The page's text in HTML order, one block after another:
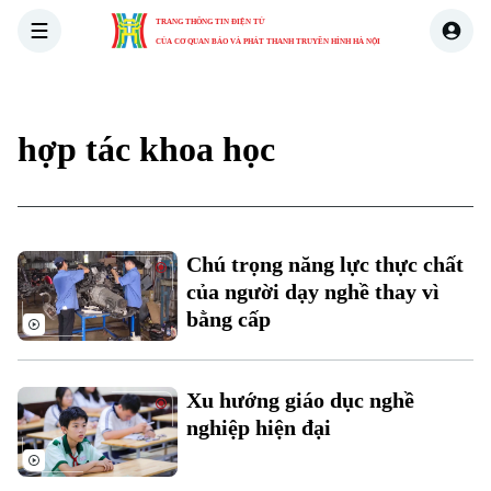
TRANG THÔNG TIN ĐIỆN TỬ
CỦA CƠ QUAN BÁO VÀ PHÁT THANH TRUYỀN HÌNH HÀ NỘI
Chuyên mục
Hà Nội
Chính trị
Hà Nội
Nhịp sống Hà Nội
Thế giới
hợp tác khoa học
Chú trọng năng lực thực chất
của người dạy nghề thay vì
bằng cấp
Xu hướng giáo dục nghề
nghiệp hiện đại